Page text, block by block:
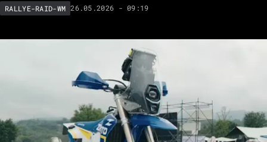
RALLYE-RAID-WM 26.05.2026 - 09:19